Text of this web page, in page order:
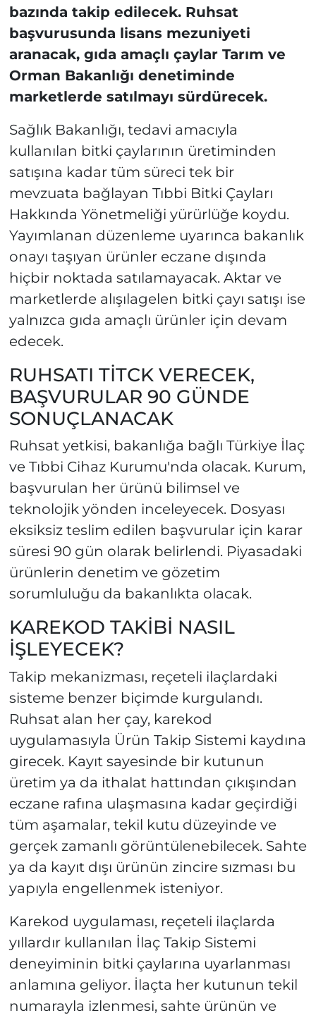
bazında takip edilecek. Ruhsat
başvurusunda lisans mezuniyeti
aranacak, gıda amaçlı çaylar Tarım ve
Orman Bakanlığı denetiminde
marketlerde satılmayı sürdürecek.
Sağlık Bakanlığı, tedavi amacıyla
kullanılan bitki çaylarının üretiminden
satışına kadar tüm süreci tek bir
mevzuata bağlayan Tıbbi Bitki Çayları
Hakkında Yönetmeliği yürürlüğe koydu.
Yayımlanan düzenleme uyarınca bakanlık
onayı taşıyan ürünler eczane dışında
hiçbir noktada satılamayacak. Aktar ve
marketlerde alışılagelen bitki çayı satışı ise
yalnızca gıda amaçlı ürünler için devam
edecek.
RUHSATI TİTCK VERECEK,
BAŞVURULAR 90 GÜNDE
SONUÇLANACAK
Ruhsat yetkisi, bakanlığa bağlı Türkiye İlaç
ve Tıbbi Cihaz Kurumu'nda olacak. Kurum,
başvurulan her ürünü bilimsel ve
teknolojik yönden inceleyecek. Dosyası
eksiksiz teslim edilen başvurular için karar
süresi 90 gün olarak belirlendi. Piyasadaki
ürünlerin denetim ve gözetim
sorumluluğu da bakanlıkta olacak.
KAREKOD TAKİBİ NASIL
İŞLEYECEK?
Takip mekanizması, reçeteli ilaçlardaki
sisteme benzer biçimde kurgulandı.
Ruhsat alan her çay, karekod
uygulamasıyla Ürün Takip Sistemi kaydına
girecek. Kayıt sayesinde bir kutunun
üretim ya da ithalat hattından çıkışından
eczane rafına ulaşmasına kadar geçirdiği
tüm aşamalar, tekil kutu düzeyinde ve
gerçek zamanlı görüntülenebilecek. Sahte
ya da kayıt dışı ürünün zincire sızması bu
yapıyla engellenmek isteniyor.
Karekod uygulaması, reçeteli ilaçlarda
yıllardır kullanılan İlaç Takip Sistemi
deneyiminin bitki çaylarına uyarlanması
anlamına geliyor. İlaçta her kutunun tekil
numarayla izlenmesi, sahte ürünün ve